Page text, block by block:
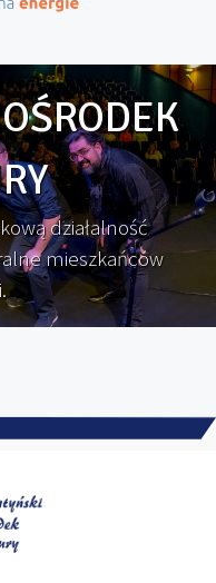
działalność
mieszkańców